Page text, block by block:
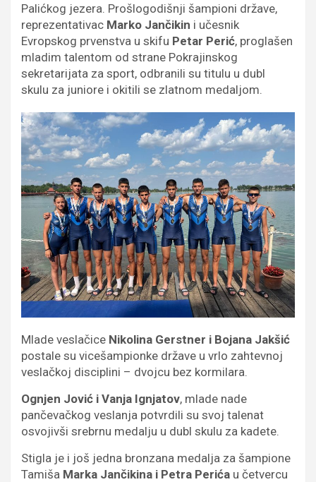
Palićkog jezera. Prošlogodišnji šampioni države,
reprezentativac Marko Jančikin i učesnik
Evropskog prvenstva u skifu Petar Perić, proglašen
mladim talentom od strane Pokrajinskog
sekretarijata za sport, odbranili su titulu u dubl
skulu za juniore i okitili se zlatnom medaljom.
Mlade veslačice Nikolina Gerstner i Bojana Jakšić
postale su vicešampionke države u vrlo zahtevnoj
veslačkoj disciplini – dvojcu bez kormilara.
Ognjen Jović i Vanja Ignjatov, mlade nade
pančevačkog veslanja potvrdili su svoj talenat
osvojivši srebrnu medalju u dubl skulu za kadete.
Stigla je i još jedna bronzana medalja za šampione
Tamiša Marka Jančikina i Petra Perića u četvercu